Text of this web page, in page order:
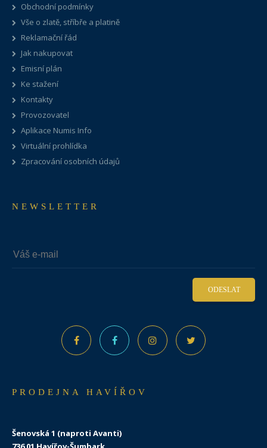
Obchodní podmínky
Vše o zlatě, stříbře a platině
Reklamační řád
Jak nakupovat
Emisní plán
Ke stažení
Kontakty
Provozovatel
Aplikace Numis Info
Virtuální prohlídka
Zpracování osobních údajů
NEWSLETTER
ODESLAT
PRODEJNA HAVÍŘOV
Šenovská 1 (naproti Avanti)